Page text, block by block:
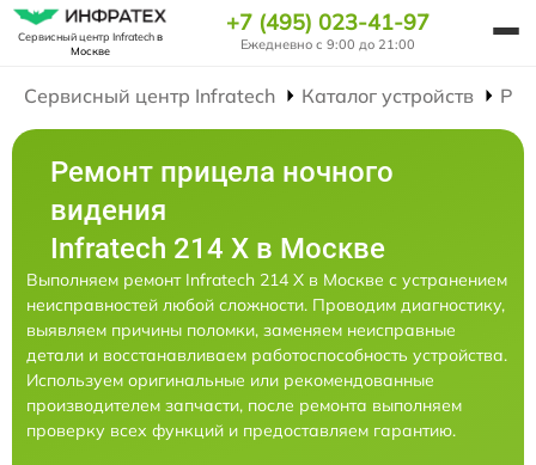
Сервисный центр Infratechв
Москве
+7 (495) 023-41-97
Ежедневно с 9:00 до 21:00
Сервисный центр Infratech Каталог устройств
Ремонт прицела ночного
видения
Infratech 214 Х в Москве
Выполняем ремонт Infratech 214 Х в Москве с устранением
неисправностей любой сложности. Проводим диагностику,
выявляем причины поломки, заменяем неисправные
детали и восстанавливаем работоспособность устройства.
Используем оригинальные или рекомендованные
производителем запчасти, после ремонта выполняем
проверку всех функций и предоставляем гарантию.